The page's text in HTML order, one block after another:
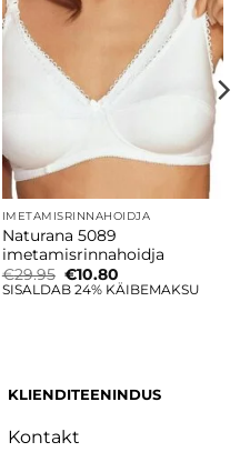
soovinimekirja
IMETAMISRINNAHOIDJA
Naturana 5089
imetamisrinnahoidja
€29.95 Algne
hind
€10.80Current
price
SISALDAB 24% KÄIBEMAKSU
KLIENDITEENINDUS
Kontakt